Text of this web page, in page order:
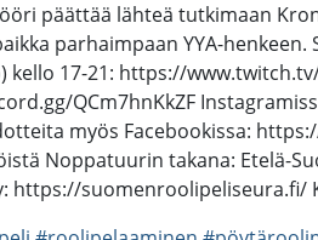
päättää lähteä tutkimaan
parhaimpaan YYA-henkeen.
kello 17-21: https://
QCm7hnKkZF
myös Facebookissa:
Noppatuurin takana: Etelä-
https://